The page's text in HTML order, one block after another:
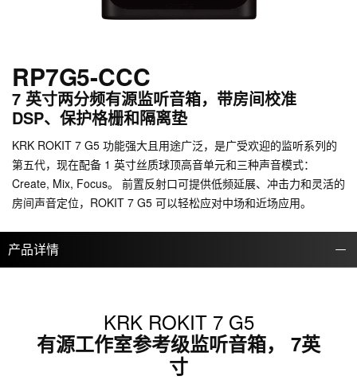
RP7G5-CCC
7 英寸两分频有源监听音箱，带房间校准
DSP、保护格栅和隔离垫
KRK ROKIT 7 G5 功能强大且用途广泛，是广受欢迎的监听系列的
第五代，现在配备 1 英寸丝质球顶高音单元和三种声音模式：
Create, Mix, Focus。 前置反射口可提供低频延展、冲击力和灵活的
房间声音定位，ROKIT 7 G5 可以轻松应对中场和近场应用。
产品详情
KRK ROKIT 7 G5
有源工作室参考级监听音箱， 7英
寸